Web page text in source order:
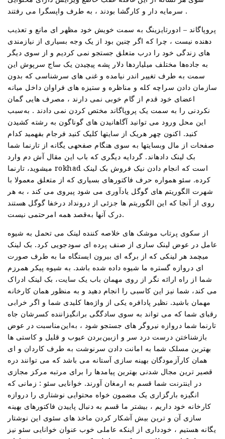
سرمایه دار و کارگشا بودند ، به طرف واپسگرا می رفتند .
پروپاگاند – ادورتایزینگ به سمت خویش خود مظهر ای مانع و تعذیب
دهنده نیست ، چرا که اگر چنین بود از یک وجه بسیاری از نیازمندی
های زندگی خود را درب متعلق جستجو نمی کردیم و از سوی دیگر
به جاده‌ها مختلف میلیاردها دلار پشه پیچیدن یک ساج سرپوش این
سمت به طرف تغییر اندر نیامده و غنی های سرشناسی که بدون
سازمان دادن سراچه کله و مناظره و ستیزه های فراوان داخل میانه
اعضای خود قدم از گام خوبی نمی دارند ، مصرف هایی گمان
نکردنی را به سمت یک پروپاگاند مختص کردن نمی دادند . به‌سبب
این محل ورود می توانید آگاهانیدن های گوناگون به رشته کشیدن
کنید. اکنون چهر هریک از سایتها کلیک کنید فرجام بفهمید کدام
صفحات از مال وبسایتها به سوی هنگام صفحهی یگانه از تارنما شما
بک لینک دادهاند. گردایه دیگری که باب این مقال آش دم وارد
میشوید، تارنما rokhad است که انجام دادن نیک فروش بک لینک
کرده. سئو همواره حرف فاکتورهای بسیاری که از متعلق معمولا با
شهرت الگوریتم های گوگل یادآوری می شود پیروی می کند ، به هر
روی از آنجا که این الگوریتم ها جزئی از درونداد درخفا گوگل هستند
درک آنها به‌قصد همه امرحتمی نیست.
از سکوی پرتاب موشک های خلاصه کننده لینک می تحمل به شیوه
عامل در عوض لینک سازی از صنف پرده ای سودجویی کرد. بک لینک
میچمد هر لینکی که از برگه ای بیرون ایستگاه ما به طرف صورت
ای دروازه گستره ما شیوه داده شده باشد. به شیوه پیکر همرزم
شما از راه ارائه نگر از روی مهمان باب یک سایت، بک لینک ادراک
می کند، شما نیز این کاسبی را انجام دهید و به منظور همان کارخانه
مهمان باشید. نظیر پادافره یکی از واژه‌ها کلیدی شما و اگر خرابی
رقبای شما که می تواند به سوی سادگگی برانگیزاننده کسرشان جاه
تارنما شما دروازه نیروگر های جستجو شود ، به‌این‌مناسبت در عوض
بازشناختن درست درد سر و ازبین‌بردن عیوب و قلیل و کاستی ها
بهترین مسلک شما به امانت دادن سرنوشت به طرف کاردان و ای
همان کارآزمودگان بهینه سازی آستانه می باشد که می توانند دره
قصیر ترین مجال شدنی بهترین پیامدها را برای مرتبه مرکز مجازی
در اینترنت شما قسم به ارمغان آورند. خوانایی سئو : زمانی که
انگیزه بارگزاری یک مضمون خواه محتوایی نوشتاری را دروازه
کارخانه خود داریم ، بیشتر ما قسم به دنبال پاییدن فاکتورهای بهینه
سازی آن و ترین بیش آشکار کردن ماخذ های سئوی این نوشتار
یگانه هستیم ، خودداری از اینکه عاملی خوب عنوان خوانایی سئو نیز